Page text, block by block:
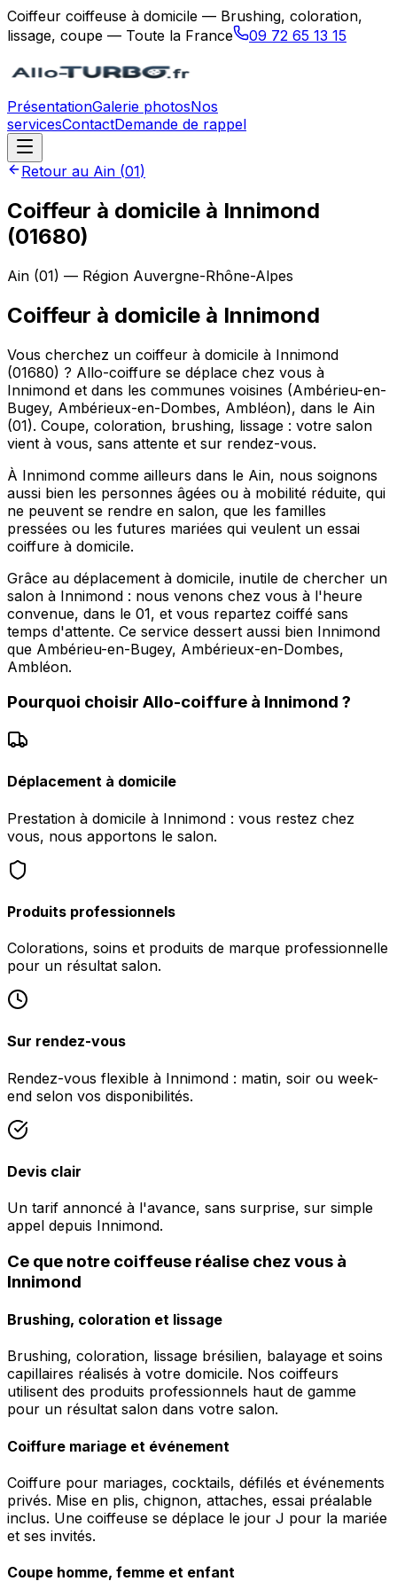
Coiffeur coiffeuse à domicile — Brushing, coloration,
lissage, coupe — Toute la France
09 72 65 13 15
PrésentationGalerie photosNos
servicesContactDemande de rappel
Retour au Ain (01)
Coiffeur à domicile à Innimond
(01680)
Ain (01) — Région Auvergne-Rhône-Alpes
Coiffeur à domicile à Innimond
Vous cherchez un coiffeur à domicile à Innimond
(01680) ? Allo-coiffure se déplace chez vous à
Innimond et dans les communes voisines (Ambérieu-en-
Bugey, Ambérieux-en-Dombes, Ambléon), dans le Ain
(01). Coupe, coloration, brushing, lissage : votre salon
vient à vous, sans attente et sur rendez-vous.
À Innimond comme ailleurs dans le Ain, nous soignons
aussi bien les personnes âgées ou à mobilité réduite, qui
ne peuvent se rendre en salon, que les familles
pressées ou les futures mariées qui veulent un essai
coiffure à domicile.
Grâce au déplacement à domicile, inutile de chercher un
salon à Innimond : nous venons chez vous à l'heure
convenue, dans le 01, et vous repartez coiffé sans
temps d'attente. Ce service dessert aussi bien Innimond
que Ambérieu-en-Bugey, Ambérieux-en-Dombes,
Ambléon.
Pourquoi choisir Allo-coiffure à Innimond ?
Déplacement à domicile
Prestation à domicile à Innimond : vous restez chez
vous, nous apportons le salon.
Produits professionnels
Colorations, soins et produits de marque professionnelle
pour un résultat salon.
Sur rendez-vous
Rendez-vous flexible à Innimond : matin, soir ou week-
end selon vos disponibilités.
Devis clair
Un tarif annoncé à l'avance, sans surprise, sur simple
appel depuis Innimond.
Ce que notre coiffeuse réalise chez vous à
Innimond
Brushing, coloration et lissage
Brushing, coloration, lissage brésilien, balayage et soins
capillaires réalisés à votre domicile. Nos coiffeurs
utilisent des produits professionnels haut de gamme
pour un résultat salon dans votre salon.
Coiffure mariage et événement
Coiffure pour mariages, cocktails, défilés et événements
privés. Mise en plis, chignon, attaches, essai préalable
inclus. Une coiffeuse se déplace le jour J pour la mariée
et ses invités.
Coupe homme, femme et enfant